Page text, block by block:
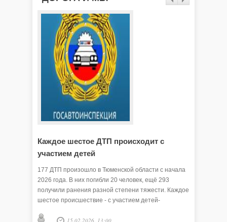
Каждое шестое ДТП происходит с
участием детей
177 ДТП произошло в Тюменской области с начала
2026 года. В них погибли 20 человек, ещё 293
получили ранения разной степени тяжести. Каждое
шестое происшествие - с участием детей-
Госавтоинспекция.
15.02.2026, 13:00